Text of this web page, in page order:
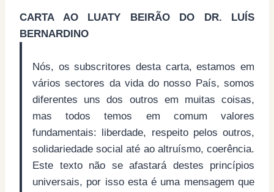
CARTA AO LUATY BEIRÃO DO DR. LUÍS
BERNARDINO
Nós, os subscritores desta carta, estamos em
vários sectores da vida do nosso País, somos
diferentes uns dos outros em muitas coisas,
mas todos temos em comum valores
fundamentais: liberdade, respeito pelos outros,
solidariedade social até ao altruísmo, coerência.
Este texto não se afastará destes princípios
universais, por isso esta é uma mensagem que